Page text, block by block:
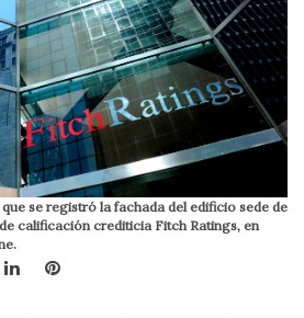
se registró la fachada del edificio sede de
calificación crediticia Fitch Ratings, en
LinkedInPinterest